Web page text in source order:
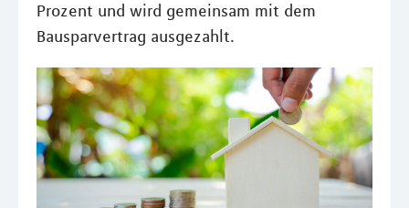
Prozent und wird gemeinsam mit dem
Bausparvertrag ausgezahlt.